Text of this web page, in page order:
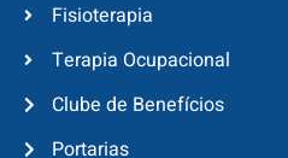
Fisioterapia
Terapia Ocupacional
Clube de Benefícios
Portarias